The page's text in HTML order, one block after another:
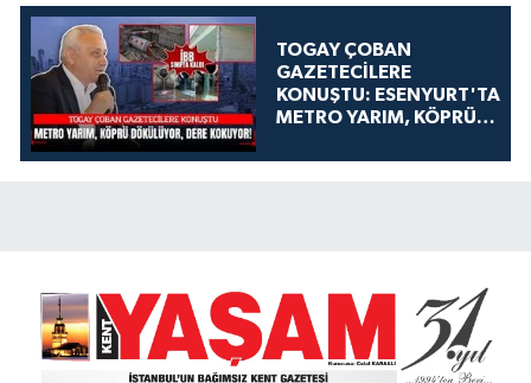
TOGAY ÇOBAN
GAZETECİLERE
KONUŞTU: ESENYURT'TA
METRO YARIM, KÖPRÜ
KOKUYOR!